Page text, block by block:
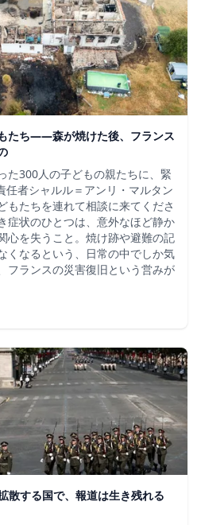
たち——森が焼けた後、フランス
た300人の子どもの親たちに、緊
任者シャルル＝アンリ・マルタン
もたちを連れて相談に来てくださ
症状のひとつは、意外なほど静か
を失うこと。焼け跡や避難の記
くなるという、日常の中でしか気
フランスの災害復旧という営みが
散する国で、報道は生き残れる